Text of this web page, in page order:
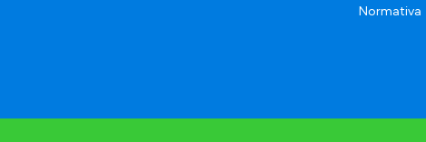
Normativa